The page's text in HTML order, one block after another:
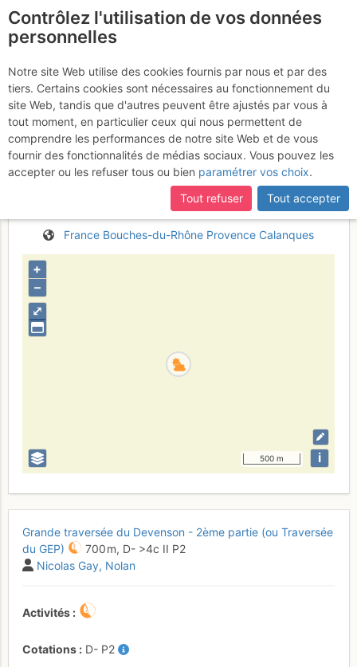
Calanque de l'Eissadon :
Grande traversée du
Devenson 2ème partie (ou
traversée du GEP)
Jeudi 9 mars
2017
France Bouches-du-Rhône Provence Calanques
⤢
+
–
500 m i
Grande traversée du Devenson - 2ème partie (ou Traversée
du GEP)
700 m, D- >4c II P2
Nicolas Gay Nolan
Activités
Cotations D- P2
Contrôlez l'utilisation de vos données
personnelles
Notre site Web utilise des cookies fournis par nous et par des
tiers. Certains cookies sont nécessaires au fonctionnement du
site Web, tandis que d'autres peuvent être ajustés par vous à
tout moment, en particulier ceux qui nous permettent de
comprendre les performances de notre site Web et de vous
fournir des fonctionnalités de médias sociaux. Vous pouvez les
accepter ou les refuser tous ou bien paramétrer vos choix.
Tout refuser
Tout accepter